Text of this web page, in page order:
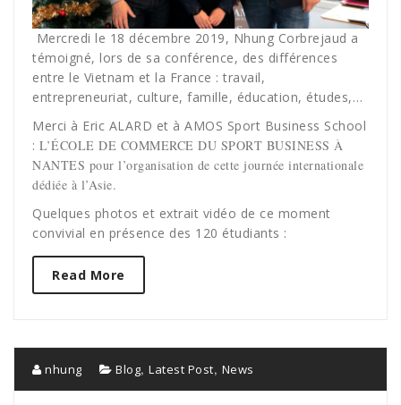
Mercredi le 18 décembre 2019, Nhung Corbrejaud a
témoigné, lors de sa conférence, des différences
entre le Vietnam et la France : travail,
entrepreneuriat, culture, famille, éducation, études,…
Merci à Eric ALARD et à AMOS Sport Business School
: L’ÉCOLE DE COMMERCE DU SPORT BUSINESS À
NANTES pour l’organisation de cette journée internationale
dédiée à l’Asie.
Quelques photos et extrait vidéo de ce moment
convivial en présence des 120 étudiants :
Read More
nhung Blog, Latest Post, News